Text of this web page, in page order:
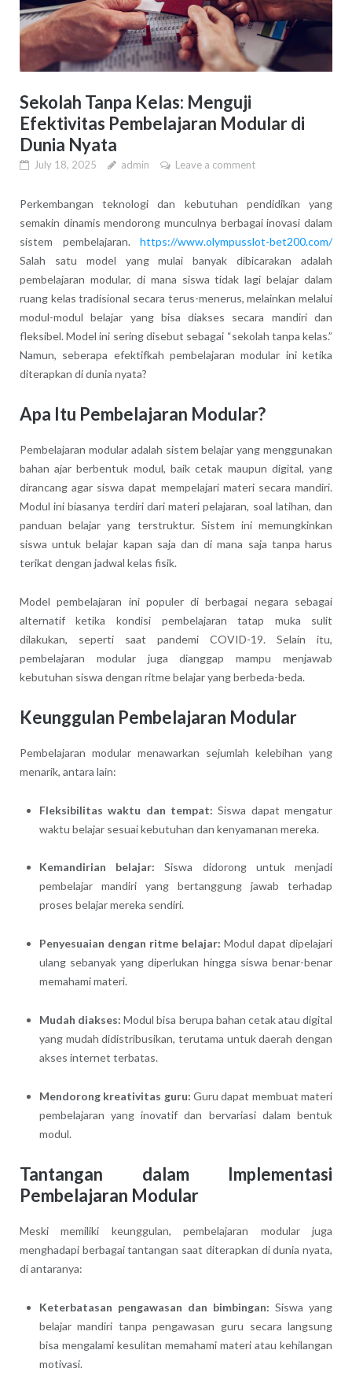
Sekolah Tanpa Kelas: Menguji
Efektivitas Pembelajaran Modular di
Dunia Nyata
July 18, 2025 admin Leave a comment
Perkembangan teknologi dan kebutuhan pendidikan yang
semakin dinamis mendorong munculnya berbagai inovasi dalam
sistem pembelajaran.https://www.olympusslot-bet200.com/
Salah satu model yang mulai banyak dibicarakan adalah
pembelajaran modular, di mana siswa tidak lagi belajar dalam
ruang kelas tradisional secara terus-menerus, melainkan melalui
modul-modul belajar yang bisa diakses secara mandiri dan
fleksibel. Model ini sering disebut sebagai “sekolah tanpa kelas.”
Namun, seberapa efektifkah pembelajaran modular ini ketika
diterapkan di dunia nyata?
Apa Itu Pembelajaran Modular?
Pembelajaran modular adalah sistem belajar yang menggunakan
bahan ajar berbentuk modul, baik cetak maupun digital, yang
dirancang agar siswa dapat mempelajari materi secara mandiri.
Modul ini biasanya terdiri dari materi pelajaran, soal latihan, dan
panduan belajar yang terstruktur. Sistem ini memungkinkan
siswa untuk belajar kapan saja dan di mana saja tanpa harus
terikat dengan jadwal kelas fisik.
Model pembelajaran ini populer di berbagai negara sebagai
alternatif ketika kondisi pembelajaran tatap muka sulit
dilakukan, seperti saat pandemi COVID-19. Selain itu,
pembelajaran modular juga dianggap mampu menjawab
kebutuhan siswa dengan ritme belajar yang berbeda-beda.
Keunggulan Pembelajaran Modular
Pembelajaran modular menawarkan sejumlah kelebihan yang
menarik, antara lain:
Fleksibilitas waktu dan tempat: Siswa dapat mengatur
waktu belajar sesuai kebutuhan dan kenyamanan mereka.
Kemandirian belajar: Siswa didorong untuk menjadi
pembelajar mandiri yang bertanggung jawab terhadap
proses belajar mereka sendiri.
Penyesuaian dengan ritme belajar: Modul dapat dipelajari
ulang sebanyak yang diperlukan hingga siswa benar-benar
memahami materi.
Mudah diakses: Modul bisa berupa bahan cetak atau digital
yang mudah didistribusikan, terutama untuk daerah dengan
akses internet terbatas.
Mendorong kreativitas guru: Guru dapat membuat materi
pembelajaran yang inovatif dan bervariasi dalam bentuk
modul.
Tantangan dalam Implementasi
Pembelajaran Modular
Meski memiliki keunggulan, pembelajaran modular juga
menghadapi berbagai tantangan saat diterapkan di dunia nyata,
di antaranya:
Keterbatasan pengawasan dan bimbingan: Siswa yang
belajar mandiri tanpa pengawasan guru secara langsung
bisa mengalami kesulitan memahami materi atau kehilangan
motivasi.